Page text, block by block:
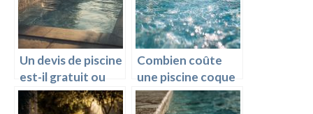
Un devis de piscine
est-il gratuit ou
peut-il être
facturé ?
Combien coûte
une piscine coque
posée par un
professionnel ?